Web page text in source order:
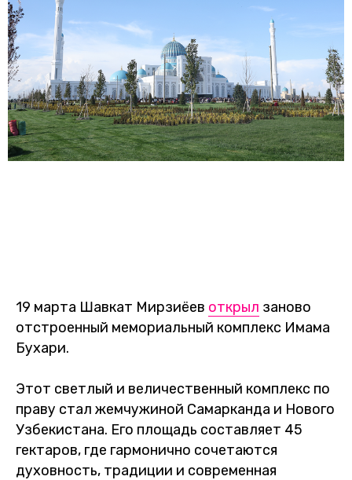
19 марта Шавкат Мирзиёев открыл заново
отстроенный мемориальный комплекс Имама
Бухари.
Этот светлый и величественный комплекс по
праву стал жемчужиной Самарканда и Нового
Узбекистана. Его площадь составляет 45
гектаров, где гармонично сочетаются
духовность, традиции и современная